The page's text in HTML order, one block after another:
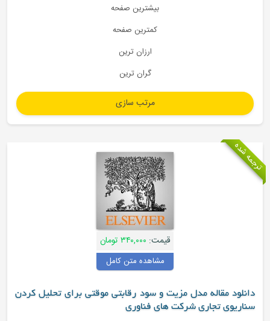
بیشترین صفحه
کمترین صفحه
ارزان ترین
گران ترین
ترجمه شده
قیمت: ۳۴۰,۰۰۰ تومان
مشاهده متن کامل
دانلود مقاله مدل مزیت و سود رقابتی موقتی برای تحلیل کردن
سناریوی تجاری شرکت های فناوری